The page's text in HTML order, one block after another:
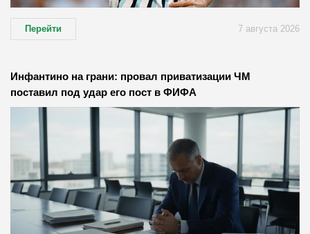
Перейти 7 августа 2026
Инфантино на грани: провал приватизации ЧМ
поставил под удар его пост в ФИФА